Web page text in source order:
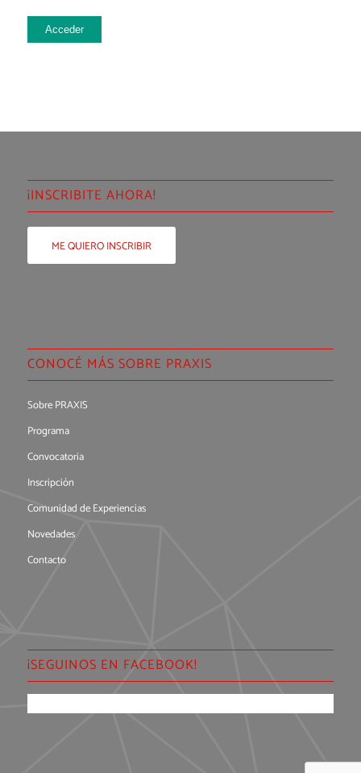
Acceder
¡INSCRIBITE AHORA!
ME QUIERO INSCRIBIR
CONOCÉ MÁS SOBRE PRAXIS
Sobre PRAXIS
Programa
Convocatoria
Inscripción
Comunidad de Experiencias
Novedades
Contacto
¡SEGUINOS EN FACEBOOK!